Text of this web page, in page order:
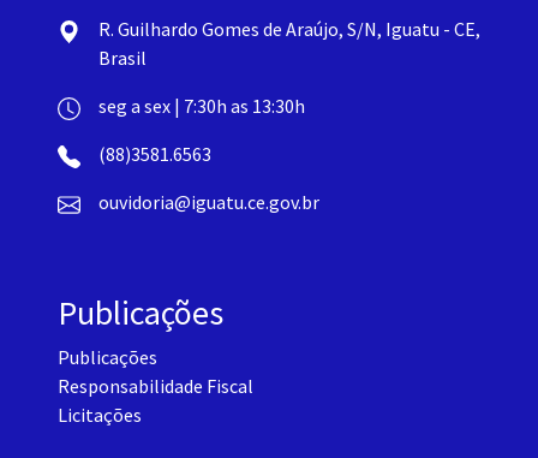
R. Guilhardo Gomes de Araújo, S/N, Iguatu - CE,
Brasil
seg a sex | 7:30h as 13:30h
(88)3581.6563
ouvidoria@iguatu.ce.gov.br
Publicações
Publicações
Responsabilidade Fiscal
Licitações